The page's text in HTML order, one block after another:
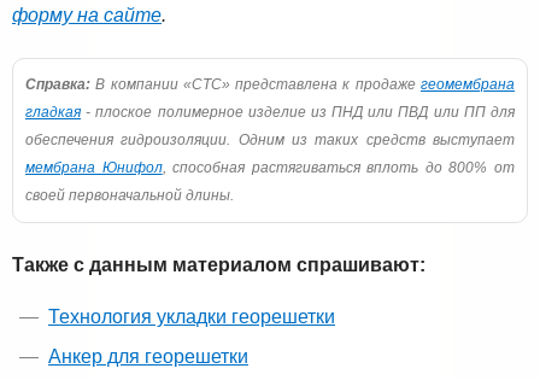
форму на сайте.
Справка: В компании «СТС» представлена к продаже геомембрана
гладкая - плоское полимерное изделие из ПНД или ПВД или ПП для
обеспечения гидроизоляции. Одним из таких средств выступает
мембрана Юнифол, способная растягиваться вплоть до 800% от
своей первоначальной длины.
Также с данным материалом спрашивают:
Технология укладки георешетки
Анкер для георешетки